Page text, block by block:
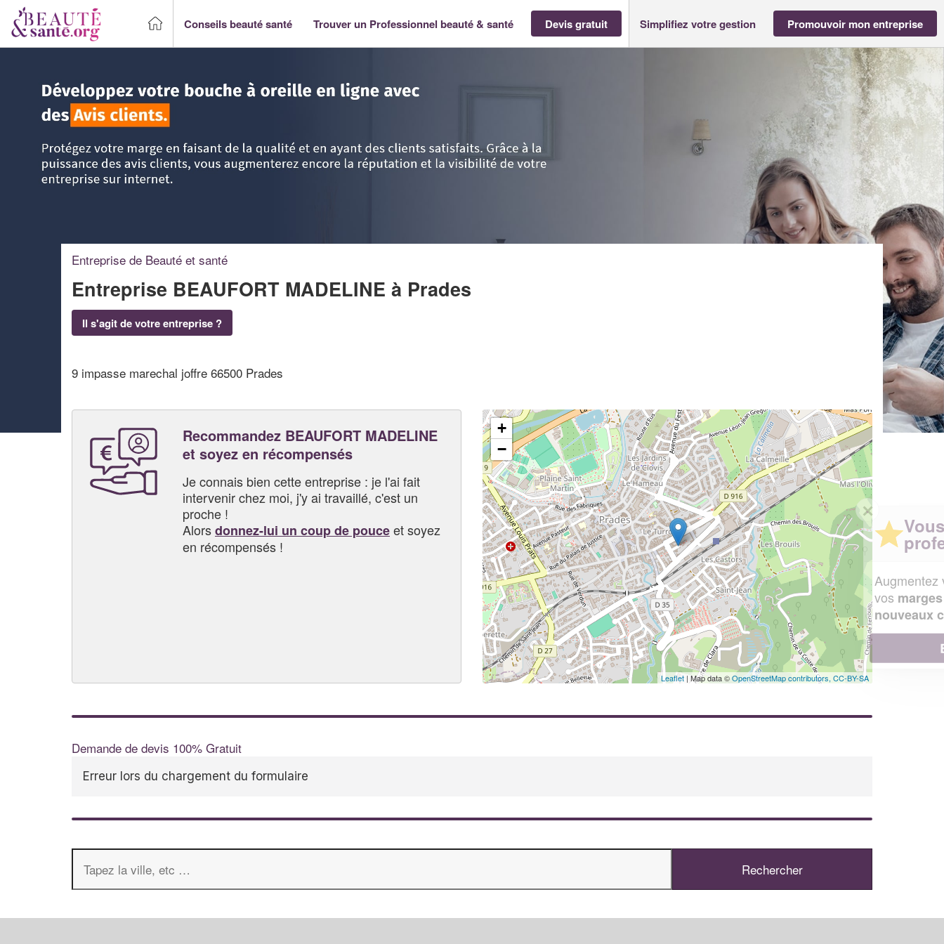
Conseils beauté santé Trouver un Professionnel beauté & santé Devis gratuit Simplifiez votre gestion Promouvoir mon entreprise
Entreprise de Beauté et santé
Entreprise BEAUFORT MADELINE à Prades
Il s'agit de votre entreprise ?
9 impasse marechal joffre 66500 Prades
Recommandez BEAUFORT MADELINE
et soyez en récompensés
Je connais bien cette entreprise : je l'ai fait
intervenir chez moi, j'y ai travaillé, c'est un
proche !
Alorsdonnez-lui un coup de pouceet soyez
en récompensés !
+
−
Leaflet| Map data ©OpenStreetMap contributors, CC-BY-SA
Demande de devis 100% Gratuit
Erreur lors du chargement du formulaire
✕
Vous êtes un
professionnel ?
Augmentez votrechiffre d'affaireset
vosmargestout en gagnant de
nouveaux clients
En savoir plus